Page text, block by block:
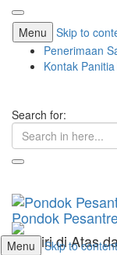
Menu
Skip to
Penerimaan
Kontak
Search for:
Pondok
Berdiri di Atas
Menu
Skip to content